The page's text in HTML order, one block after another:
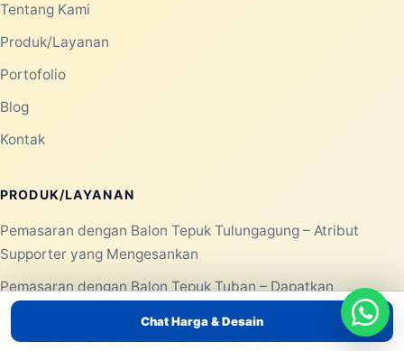
Chat Harga & Desain
Tentang Kami
Produk/Layanan
Portofolio
Blog
Kontak
PRODUK/LAYANAN
Pemasaran dengan Balon Tepuk Tulungagung – Atribut
Supporter yang Mengesankan
Pemasaran dengan Balon Tepuk Tuban – Dapatkan
Dukungan Meriah untuk Event Anda
Pemasaran dengan Balon Tepuk Trenggalek – Ciptakan